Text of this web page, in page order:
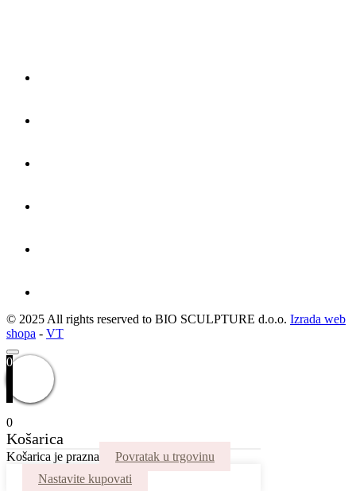
© 2025 All rights reserved to BIO SCULPTURE d.o.o. Izrada web
shopa - VT
0
0
Košarica
Košarica je prazna
Povratak u trgovinu
Nastavite kupovati